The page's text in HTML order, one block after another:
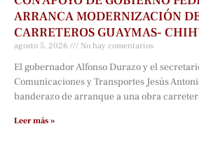
ARRANCA MODERNIZACIÓN
CARRETEROS GUAYMAS-
agosto 5, 2026 No hay comentarios
El gobernador Alfonso Durazo y el
Comunicaciones y Transportes Jesús
banderazo de arranque a una obra
Leer más »